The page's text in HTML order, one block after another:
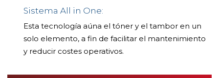
Sistema All in One:
Esta tecnología aúna el tóner y el tambor en un
solo elemento, a fin de facilitar el mantenimiento
y reducir costes operativos.